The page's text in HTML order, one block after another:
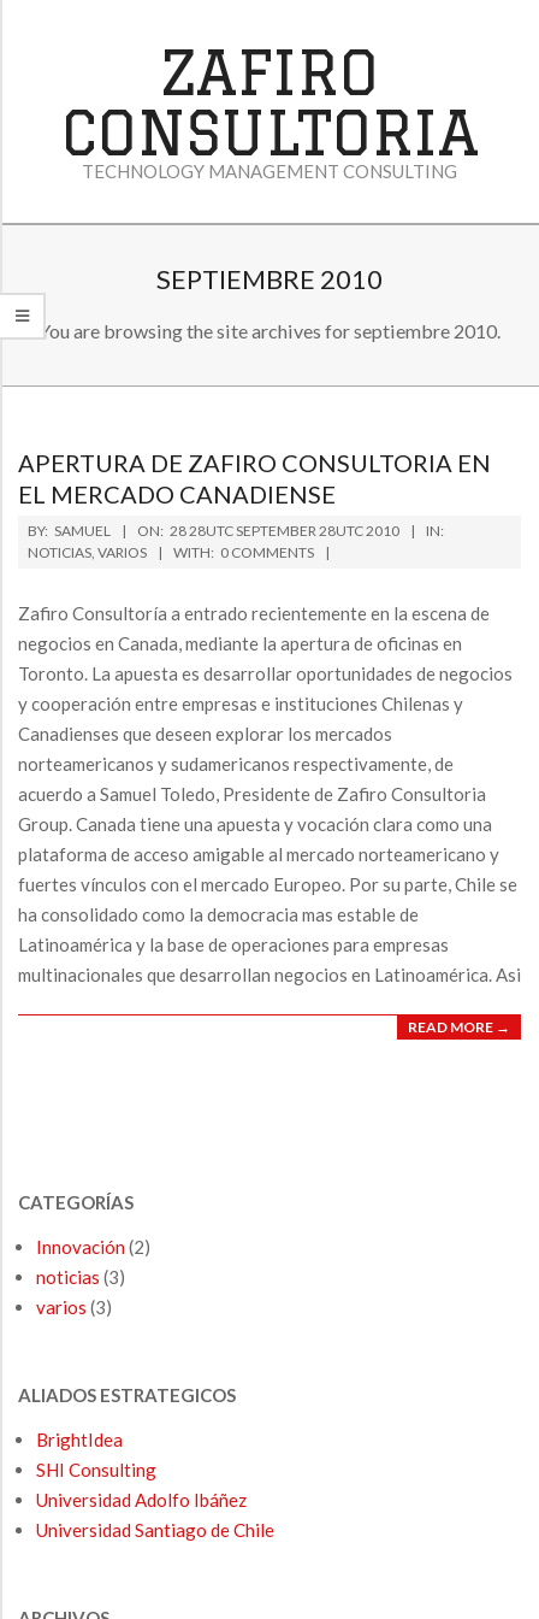
ZAFIRO
CONSULTORIA
TECHNOLOGY MANAGEMENT CONSULTING
R
I
G
O
N
M
N
U
SEPTIEMBRE 2010
You are browsing the site archives for septiembre 2010.
APERTURA DE ZAFIRO CONSULTORIA EN
EL MERCADO CANADIENSE
2010-
09-
BY: SAMUEL ON: 28 28UTC SEPTEMBER 28UTC 2010
IN:
NOTICIAS, VARIOS WITH: 0 COMMENTS
Zafiro Consultoría a entrado recientemente en la escena de
negocios en Canada, mediante la apertura de oficinas en
Toronto. La apuesta es desarrollar oportunidades de negocios
y cooperación entre empresas e instituciones Chilenas y
Canadienses que deseen explorar los mercados
norteamericanos y sudamericanos respectivamente, de
acuerdo a Samuel Toledo, Presidente de Zafiro Consultoria
Group. Canada tiene una apuesta y vocación clara como una
plataforma de acceso amigable al mercado norteamericano y
fuertes vínculos con el mercado Europeo. Por su parte, Chile se
ha consolidado como la democracia mas estable de
Latinoamérica y la base de operaciones para empresas
multinacionales que desarrollan negocios en Latinoamérica. Asi
READ MORE →
CATEGORÍAS
Innovación (2)
noticias (3)
varios (3)
ALIADOS ESTRATEGICOS
BrightIdea
SHI Consulting
Universidad Adolfo Ibáñez
Universidad Santiago de Chile